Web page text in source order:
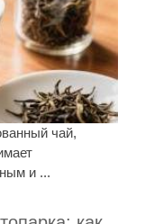
чай,
и ...